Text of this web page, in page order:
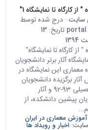
" از کارگاه تا نمایشگاه 1"
سایت · درج شده توسط
portal تاریخ:13
" از کارگاه تا نمایشگاه"
آثار برتر دانشجویان
معماری این نمایشگاه در
برگزیده دانشجویان
سال تحصیلی 93-92 و آثار
پیشین دانشکده، از
آموزش معماری در ایران
اخبار و رویداد ها